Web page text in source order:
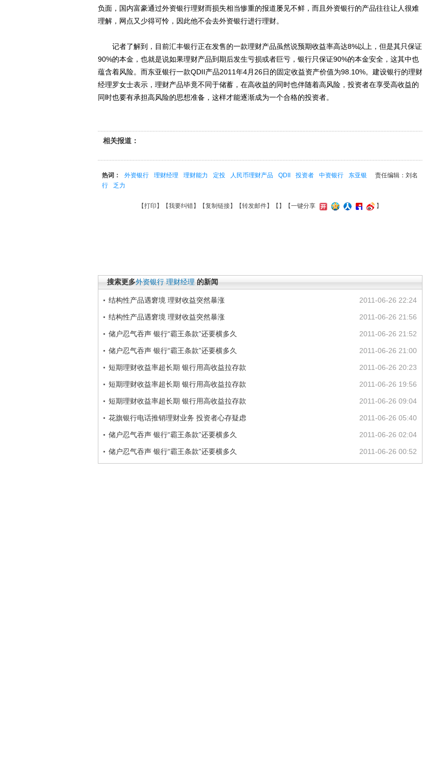
负面，国内富豪通过外资银行理财而损失相当惨重的报道屡见不鲜，而且外资银行的产品往往让人很难
理解，网点又少得可怜，因此他不会去外资银行进行理财。
记者了解到，目前汇丰银行正在发售的一款理财产品虽然说预期收益率高达8%以上，但是其只保证
90%的本金，也就是说如果理财产品到期后发生亏损或者巨亏，银行只保证90%的本金安全，这其中也
蕴含着风险。而东亚银行一款QDII产品2011年4月26日的固定收益资产价值为98.10%。建设银行的理财
经理罗女士表示，理财产品毕竟不同于储蓄，在高收益的同时也伴随着高风险，投资者在享受高收益的
同时也要有承担高风险的思想准备，这样才能逐渐成为一个合格的投资者。
相关报道：
责任编辑：刘名
热词： 外资银行 理财经理 理财能力 定投 人民币理财产品 QDII 投资者 中资银行
东亚银
行
乏力
【打印 】【我要纠错】【复制链接】【转发邮件】【 】 【一键分享 】
搜索更多外资银行 理财经理 的新闻
2011-06-26 22:24
结构性产品遇窘境 理财收益突然暴涨
2011-06-26 21:56
结构性产品遇窘境 理财收益突然暴涨
2011-06-26 21:52
储户忍气吞声 银行“霸王条款”还要横多久
2011-06-26 21:00
储户忍气吞声 银行“霸王条款”还要横多久
2011-06-26 20:23
短期理财收益率超长期 银行用高收益拉存款
2011-06-26 19:56
短期理财收益率超长期 银行用高收益拉存款
2011-06-26 09:04
短期理财收益率超长期 银行用高收益拉存款
2011-06-26 05:40
花旗银行电话推销理财业务 投资者心存疑虑
2011-06-26 02:04
储户忍气吞声 银行“霸王条款”还要横多久
2011-06-26 00:52
储户忍气吞声 银行“霸王条款”还要横多久